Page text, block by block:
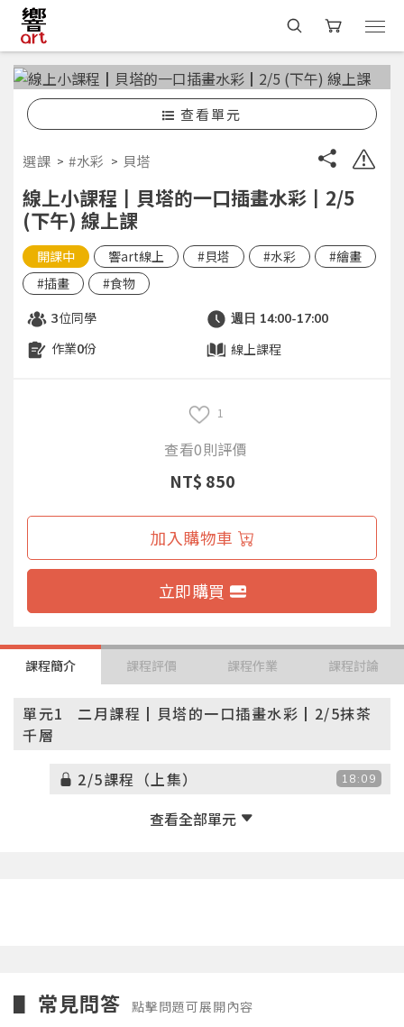
查看單元
選課 #水彩 貝塔
線上小課程┃貝塔的一口插畫水彩┃2/5
(下午) 線上課
開課中 響art線上 #貝塔 #水彩
#繪畫
#插畫
#食物
3位同學 週日 14:00-17:00
作業0份 線上課程
1
查看0則評價
NT$ 850
加入購物車
立即購買
課程簡介 課程評價 課程作業 課程討論
單元1
二月課程┃貝塔的一口插畫水彩┃2/5抹茶
千層
2/5課程（上集） 18:09
2/5課程（下集）
▋ 常見問答 點擊問題可展開內容